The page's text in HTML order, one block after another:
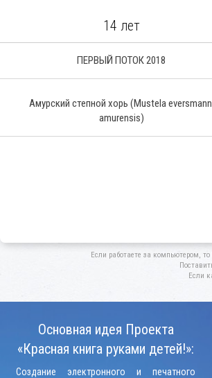
14 лет
ПЕРВЫЙ ПОТОК 2018
Амурский степной хорь (Mustela
amurensis)
Если работаете за компьютером,
Если
Основная идея Проекта
«Красная книга руками детей!»:
Создание электронного и печатного